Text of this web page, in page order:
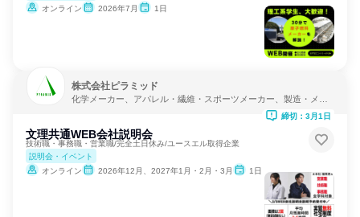
オンライン
2026年7月 1日
株式会社ピラミッド
化学メーカー、アパレル・繊維・スポーツメーカー、製造・メー
文理共通WEB会社説明会
技術職・事務職・営業職/完全土日休み/ユースエル取得企業
説明会・イベント
オンライン
2026年12月、2027年1月・2月・3月 1日
締切：3月1日